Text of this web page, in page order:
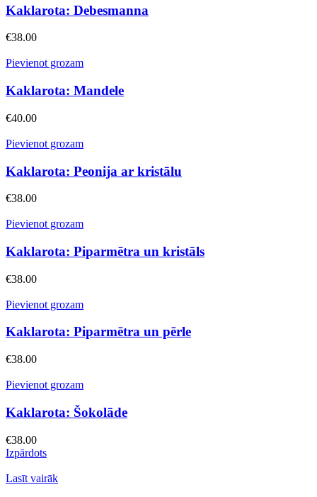
Kaklarota: Debesmanna
€38.00
Pievienot grozam
Kaklarota: Mandele
€40.00
Pievienot grozam
Kaklarota: Peonija ar kristālu
€38.00
Pievienot grozam
Kaklarota: Piparmētra un kristāls
€38.00
Pievienot grozam
Kaklarota: Piparmētra un pērle
€38.00
Pievienot grozam
Kaklarota: Šokolāde
€38.00
Izpārdots
Lasīt vairāk